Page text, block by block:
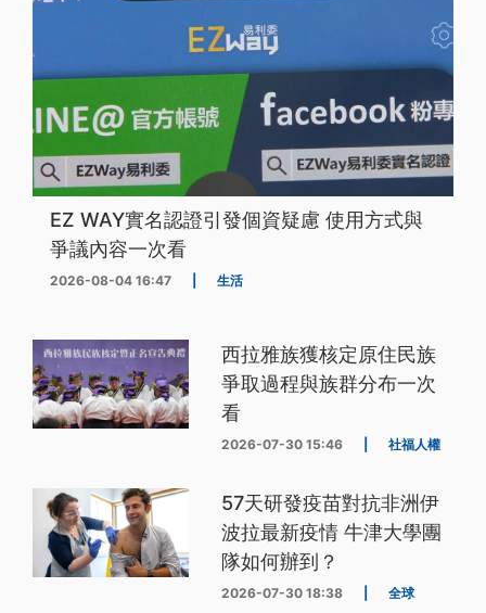
EZ WAY實名認證引發個資疑慮 使用方式與
爭議內容一次看
2026-08-04 16:47 生活
西拉雅族獲核定原住民族
爭取過程與族群分布一次
看
2026-07-30 15:46 社福人權
57天研發疫苗對抗非洲伊
波拉最新疫情 牛津大學團
隊如何辦到？
2026-07-30 18:38 全球